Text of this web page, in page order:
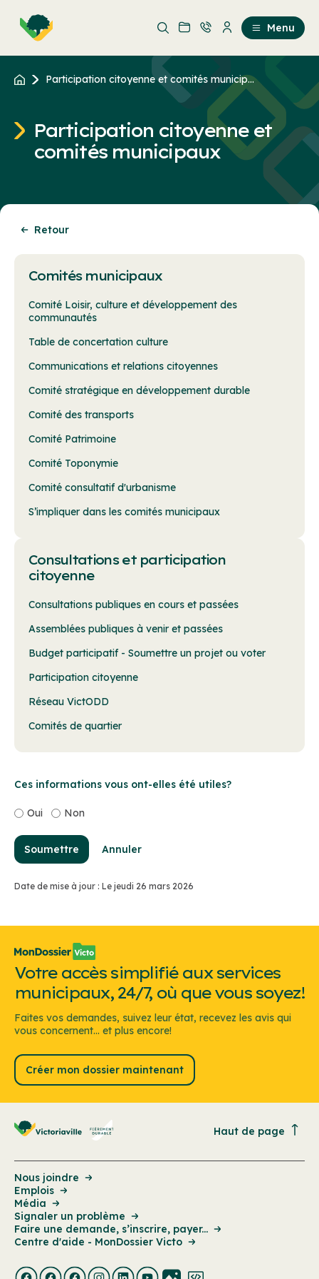
contenu
au
contenu
Menu
Participation citoyenne et comités municip...
Participation citoyenne et
comités municipaux
Retour
Comités municipaux
Comité Loisir, culture et développement des
communautés
Table de concertation culture
Communications et relations citoyennes
Comité stratégique en développement durable
Comité des transports
Comité Patrimoine
Comité Toponymie
Comité consultatif d'urbanisme
S’impliquer dans les comités municipaux
Consultations et participation
citoyenne
Consultations publiques en cours et passées
Assemblées publiques à venir et passées
Budget participatif - Soumettre un projet ou voter
Participation citoyenne
Réseau VictODD
Comités de quartier
Ces informations vous ont-elles été utiles?
Oui Non
Soumettre Annuler
Date de mise à jour : Le jeudi 26 mars 2026
Votre accès simplifié aux services
municipaux, 24/7, où que vous soyez!
Faites vos demandes, suivez leur état, recevez les avis qui
vous concernent... et plus encore!
Créer mon dossier maintenant
Haut de page
Nous joindre
Emplois
Média
Signaler un problème
Faire une demande, s’inscrire, payer...
Centre d'aide - MonDossier Victo